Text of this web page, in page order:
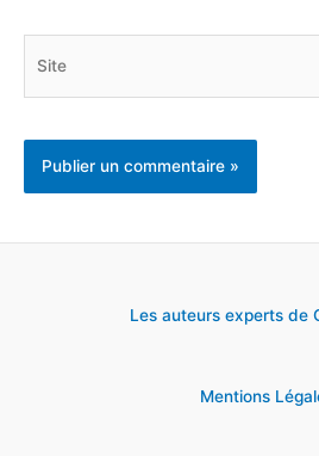
Les auteurs experts de
Mentions